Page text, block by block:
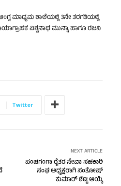
ಮಾಧ್ಯಮ ಶಾಲೆಯಲ್ಲಿ 3ನೇ ತರಗತಿಯಲ್ಲಿ
ವಿಶ್ವನಾಥ ಮುನ್ನಾ ಹಾಗೂ ರಜನಿ
Twitter
NEXT ARTICLE
ಪಂಚಗಂಗಾ ರೈತರ ಸೇವಾ ಸಹಕಾರಿ
ಸಂಘ ಅಧ್ಯಕ್ಷರಾಗಿ ಸಂತೋಷ್
ಕುಮಾರ್ ಶೆಟ್ಟಿ ಆಯ್ಕೆ